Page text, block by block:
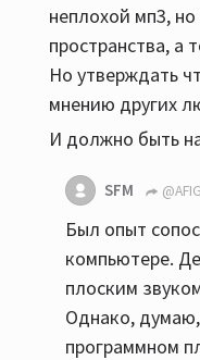
неплохой мп3,
пространства, а
Но утверждать
мнению других
И должно быть
SFM
Был опыт
компьютере.
плоским
Однако,
программном